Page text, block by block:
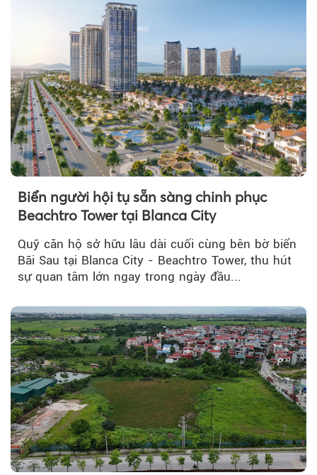
Biển người hội tụ sẵn sàng chinh phục
Beachtro Tower tại Blanca City
Quỹ căn hộ sở hữu lâu dài cuối cùng bên bờ biển
Bãi Sau tại Blanca City - Beachtro Tower, thu hút
sự quan tâm lớn ngay trong ngày đầu...